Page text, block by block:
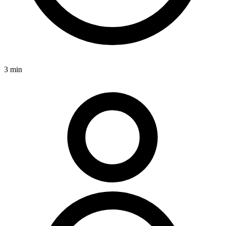
3 min